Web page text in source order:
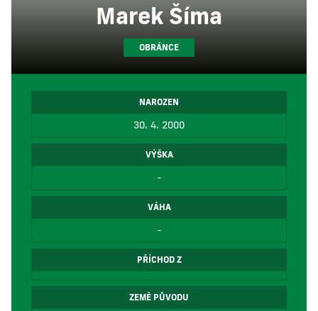
Marek Šíma
OBRÁNCE
NAROZEN
30. 4. 2000
VÝŠKA
-
VÁHA
-
PŘÍCHOD Z
ZEMĚ PŮVODU